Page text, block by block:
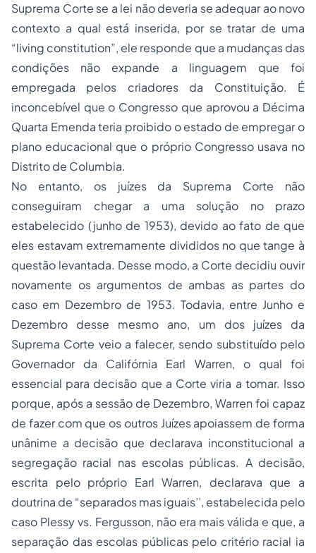
Suprema Corte se a lei não deveria se adequar ao novo
contexto a qual está inserida, por se tratar de uma
“living constitution”, ele responde que a mudanças das
condições não expande a linguagem que foi
empregada pelos criadores da Constituição. É
inconcebível que o Congresso que aprovou a Décima
Quarta Emenda teria proibido o estado de empregar o
plano educacional que o próprio Congresso usava no
Distrito de Columbia.
No entanto, os juízes da Suprema Corte não
conseguiram chegar a uma solução no prazo
estabelecido (junho de 1953), devido ao fato de que
eles estavam extremamente divididos no que tange à
questão levantada. Desse modo, a Corte decidiu ouvir
novamente os argumentos de ambas as partes do
caso em Dezembro de 1953. Todavia, entre Junho e
Dezembro desse mesmo ano, um dos juízes da
Suprema Corte veio a falecer, sendo substituído pelo
Governador da Califórnia Earl Warren, o qual foi
essencial para decisão que a Corte viria a tomar. Isso
porque, após a sessão de Dezembro, Warren foi capaz
de fazer com que os outros Juízes apoiassem de forma
unânime a decisão que declarava inconstitucional a
segregação racial nas escolas públicas. A decisão,
escrita pelo próprio Earl Warren, declarava que a
doutrina de “separados mas iguais’’, estabelecida pelo
caso Plessy vs. Fergusson, não era mais válida e que, a
separação das escolas públicas pelo critério racial ia